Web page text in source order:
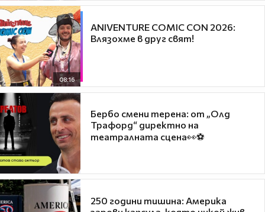
08:16
ANIVENTURE COMIC CON 2026:
Влязохме в друг свят!
Бербо смени терена: от „Олд
Трафорд“ директно на
театралната сцена👀⚽
250 години тишина: Америка